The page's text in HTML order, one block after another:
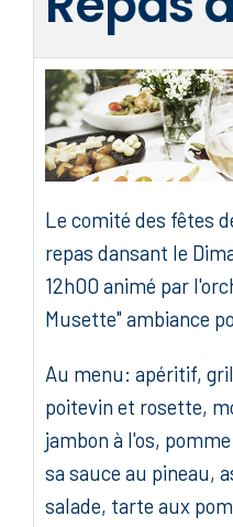
Le comité des fêtes
repas dansant le
12h00 animé par
Musette" ambiance
Au menu: apéritif,
poitevin et rosette,
jambon à l'os,
sa sauce au pineau,
salade, tarte aux